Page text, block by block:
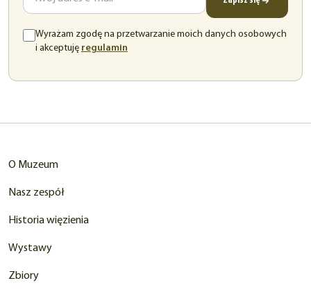
Wyrażam zgodę na przetwarzanie moich danych osobowych
i akceptuję regulamin
O Muzeum
Nasz zespół
Historia więzienia
Wystawy
Zbiory